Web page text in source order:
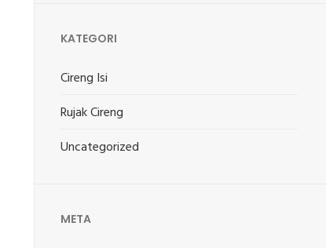
KATEGORI
Cireng Isi
Rujak Cireng
Uncategorized
META